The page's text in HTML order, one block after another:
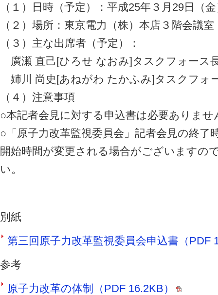
（１）日時（予定）：平成25年３月29日（
（２）場所：東京電力（株）本店３階会議室
（３）主な出席者（予定）：
廣瀬 直己[ひろせ なおみ]タスクフォース
姉川 尚史[あねがわ たかふみ]タスクフォ
（４）注意事項
○本記者会見に対する申込書は必要ありませ
○「原子力改革監視委員会」記者会見の終了
開始時間が変更される場合がございますの
い。
別紙
第三回原子力改革監視委員会申込書（PDF
参考
原子力改革の体制（PDF 16.2KB）